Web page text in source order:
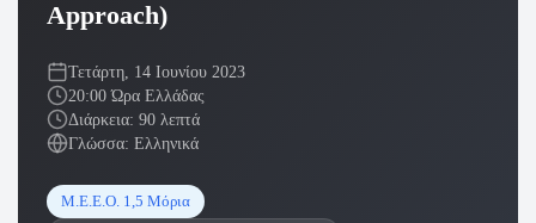
Approach)
Τετάρτη, 14 Ιουνίου 2023
20:00 Ώρα Ελλάδας
Διάρκεια: 90 λεπτά
Γλώσσα: Ελληνικά
Μ.Ε.Ε.Ο. 1,5 Μόρια